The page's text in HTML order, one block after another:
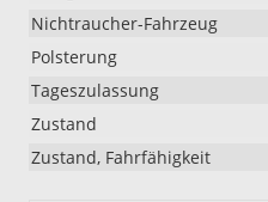
Nichtraucher-Fahrzeug
Polsterung
Tageszulassung
Zustand
Zustand, Fahrfähigkeit